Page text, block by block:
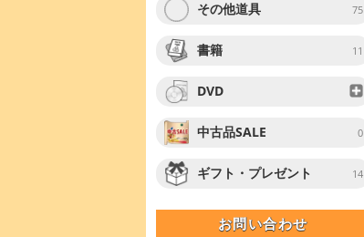
その他道具 75
書籍 11
DVD
中古品SALE 0
ギフト・プレゼント 14
お問い合わせ